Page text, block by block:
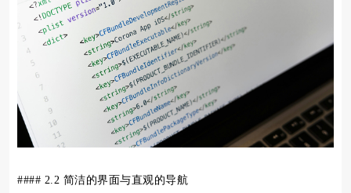
#### 2.2 简洁的界面与直观的导航